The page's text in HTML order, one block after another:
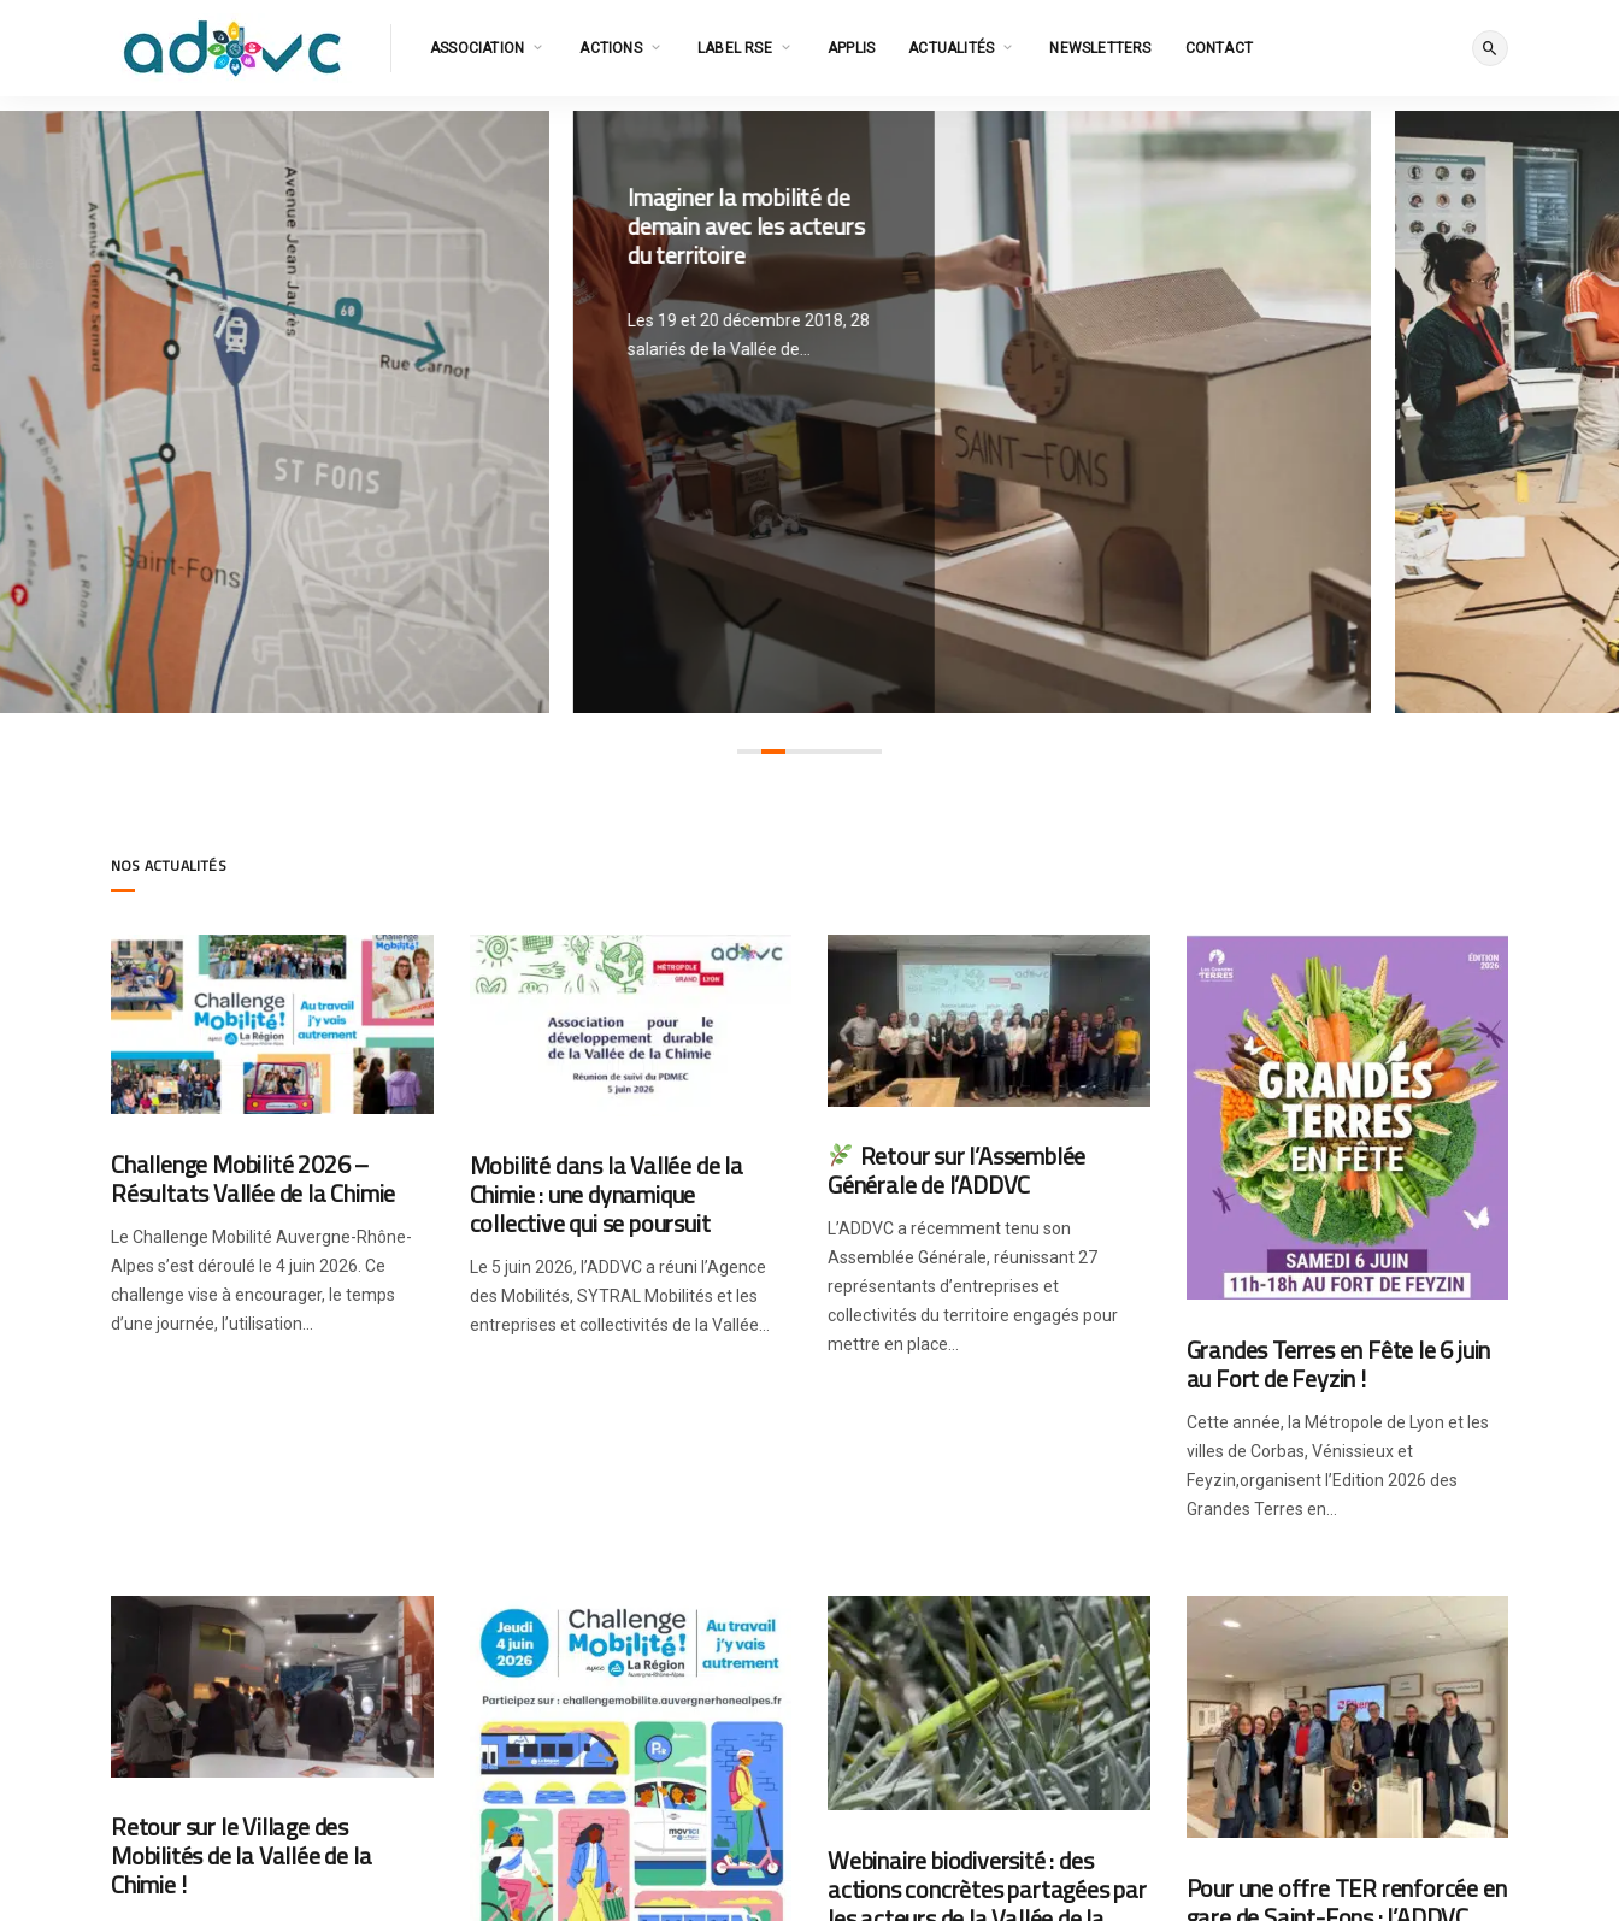
ASSOCIATION ACTIONS LABEL RSE APPLIS ACTUALITÉS NEWSLETTERS CONTACT
Imaginer la mobilité de
demain avec les acteurs
du territoire
Les 19 et 20 décembre 2018, 28
salariés de la Vallée de...
NOS ACTUALITÉS
Challenge Mobilité 2026 –
Résultats Vallée de la Chimie
Le Challenge Mobilité Auvergne-Rhône-
Alpes s’est déroulé le 4 juin 2026. Ce
challenge vise à encourager, le temps
d’une journée, l’utilisation...
Mobilité dans la Vallée de la
Chimie : une dynamique
collective qui se poursuit
Le 5 juin 2026, l’ADDVC a réuni l’Agence
des Mobilités, SYTRAL Mobilités et les
entreprises et collectivités de la Vallée...
Retour sur l’Assemblée
Générale de l’ADDVC
L’ADDVC a récemment tenu son
Assemblée Générale, réunissant 27
représentants d’entreprises et
collectivités du territoire engagés pour
mettre en place...
Grandes Terres en Fête le 6 juin
au Fort de Feyzin !
Cette année, la Métropole de Lyon et les
villes de Corbas, Vénissieux et
Feyzin,organisent l’Edition 2026 des
Grandes Terres en...
Retour sur le Village des
Mobilités de la Vallée de la
Chimie !
Webinaire biodiversité : des
actions concrètes partagées par Pour une offre TER renforcée en